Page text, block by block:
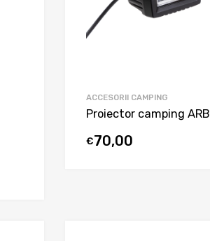
ACCESORII CAMPING
Proiector camping ARB
€70,00